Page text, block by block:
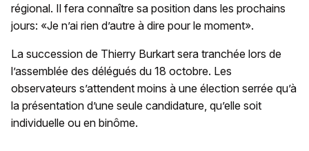
régional. Il fera connaître sa position dans les prochains
jours: «Je n’ai rien d’autre à dire pour le moment».
La succession de Thierry Burkart sera tranchée lors de
l’assemblée des délégués du 18 octobre. Les
observateurs s’attendent moins à une élection serrée qu’à
la présentation d’une seule candidature, qu’elle soit
individuelle ou en binôme.